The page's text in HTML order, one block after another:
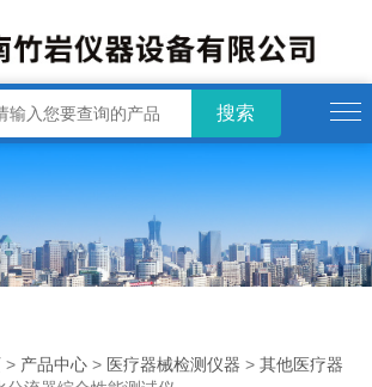
> 产品中心 > 医疗器械检测仪器 >其他医疗器